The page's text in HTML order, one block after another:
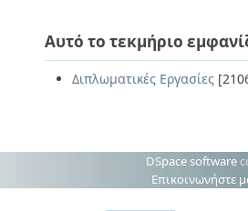
Αυτό το τεκμήριο
Διπλωματικές Εργασίες
DSpace software
Επικοινωνήστε